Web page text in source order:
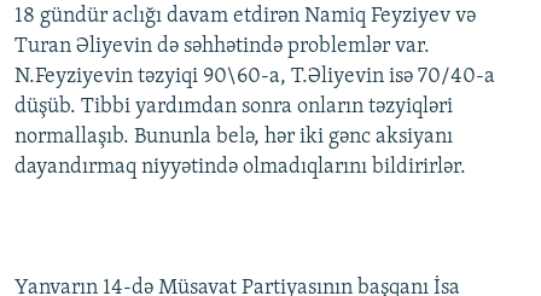
XƏBƏR BÜLLETENLƏRIMIZ
18 gündür aclığı davam etdirən Namiq Feyziyev və
Turan Əliyevin də səhhətində problemlər var.
N.Feyziyevin təzyiqi 90\60-a, T.Əliyevin isə 70/40-a
düşüb. Tibbi yardımdan sonra onların təzyiqləri
normallaşıb. Bununla belə, hər iki gənc aksiyanı
dayandırmaq niyyətində olmadıqlarını bildirirlər.
Yanvarın 14-də Müsavat Partiyasının başqanı İsa